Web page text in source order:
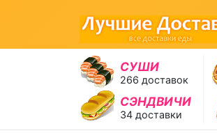
СУШИ
266 доставок
СЭНДВИЧИ
34 доставки